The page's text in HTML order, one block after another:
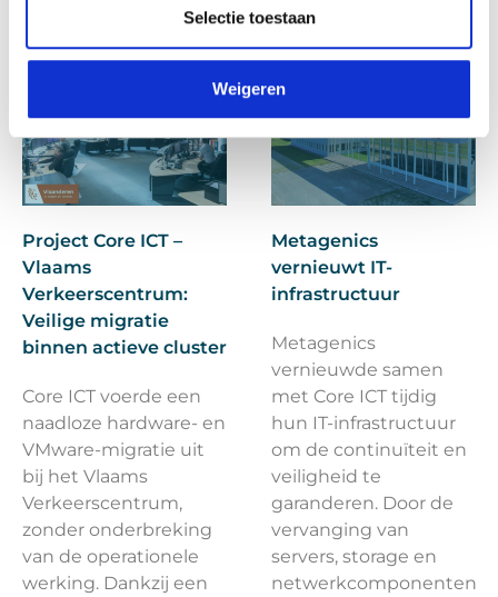
Selectie toestaan
Weigeren
Project Core ICT –
Vlaams
Verkeerscentrum:
Veilige migratie
binnen actieve cluster
Core ICT voerde een
naadloze hardware- en
VMware-migratie uit
bij het Vlaams
Verkeerscentrum,
zonder onderbreking
van de operationele
werking. Dankzij een
Metagenics
vernieuwt IT-
infrastructuur
Metagenics
vernieuwde samen
met Core ICT tijdig
hun IT-infrastructuur
om de continuïteit en
veiligheid te
garanderen. Door de
vervanging van
servers, storage en
netwerkcomponenten